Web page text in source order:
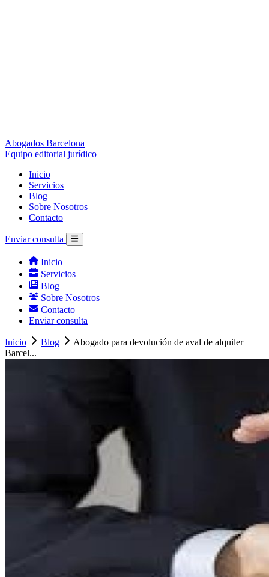
Abogados Barcelona
Equipo editorial jurídico
Inicio
Servicios
Blog
Sobre Nosotros
Contacto
Enviar consulta
Inicio
Servicios
Blog
Sobre Nosotros
Contacto
Enviar consulta
Inicio Blog
Abogado para devolución de aval de alquiler
Barcel...